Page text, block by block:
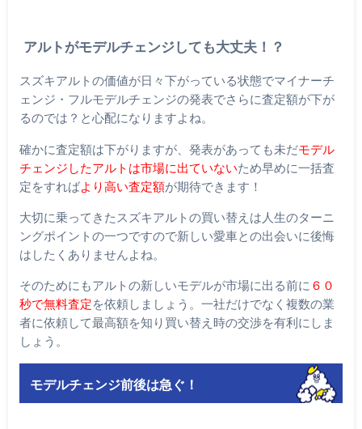
アルトがモデルチェンジしても大丈夫！？
スズキアルトの価値が日々下がっている状態でマイナーチ
ェンジ・フルモデルチェンジの発表でさらに査定額が下が
るのでは？と心配になりますよね。
確かに査定額は下がりますが、発表があっても未だモデル
チェンジしたアルトは市場に出ていないため早めに一括査
定をすればより高い査定額が期待できます！
大切に乗ってきたスズキアルトの買い替えは人生のターニ
ングポイントの一つですので新しい愛車との出会いに後悔
はしたくありませんよね。
そのためにもアルトの新しいモデルが市場に出る前に ６０
秒で無料査定を依頼しましょう。一社だけでなく複数の業
者に依頼して最高額を知り買い替え時の交渉を有利にしま
しょう。
モデルチェンジ前後は急ぐ！